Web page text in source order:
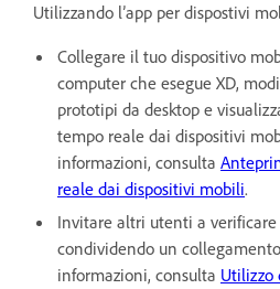
Utilizzando l’app per dispostivi
Collegare il tuo dispositivo
computer che esegue XD,
prototipi da desktop e
tempo reale dai dispositivi
informazioni, consulta
reale dai dispositivi mobili.
Invitare altri utenti a
condividendo un
informazioni, consulta Utilizzo